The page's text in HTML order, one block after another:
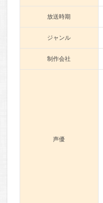
放送時期
ジャンル
制作会社
声優